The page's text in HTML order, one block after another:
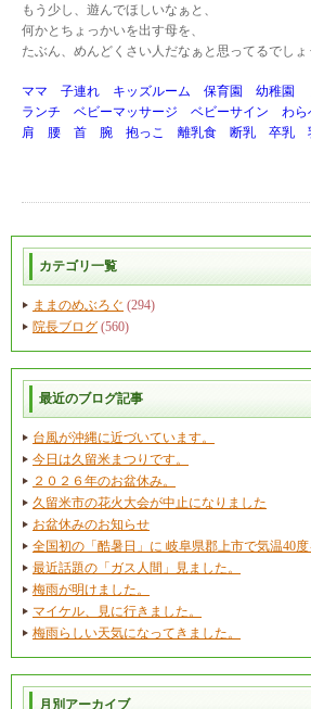
もう少し、遊んでほしいなぁと、
何かとちょっかいを出す母を、
たぶん、めんどくさい人だなぁと思ってるでしょ
ママ 子連れ キッズルーム 保育園 幼稚園
ランチ ベビーマッサージ ベビーサイン わ
肩 腰 首 腕 抱っこ 離乳食 断乳 卒乳 乳
カテゴリ一覧
ままのめぶろぐ (294)
院長ブログ (560)
最近のブログ記事
台風が沖縄に近づいています。
今日は久留米まつりです。
２０２６年のお盆休み。
久留米市の花火大会が中止になりました
お盆休みのお知らせ
全国初の「酷暑日」に 岐阜県郡上市で気温40
最近話題の「ガス人間」見ました。
梅雨が明けました。
マイケル、見に行きました。
梅雨らしい天気になってきました。
月別アーカイブ